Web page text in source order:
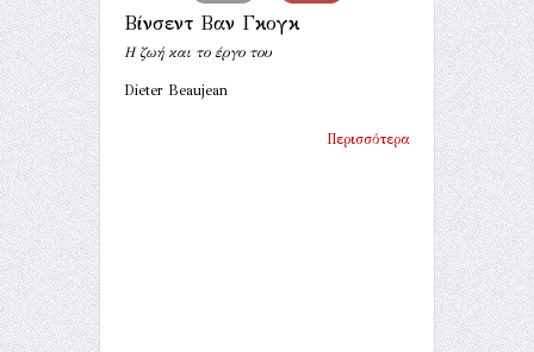
Βίνσεντ Bαν Γκογκ
Η ζωή και το έργο του
Dieter Beaujean
Περισσότερα